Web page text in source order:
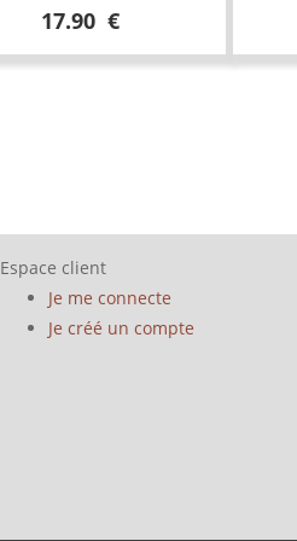
17.90 €
Espace client
Je me connecte
Je créé un compte